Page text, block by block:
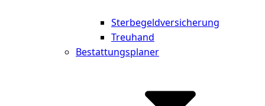
Sterbegeldversicherung
Treuhand
Bestattungsplaner